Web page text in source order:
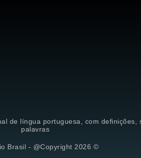
de língua portuguesa, com
palavras
Brasil - @Copyright 2026 ©